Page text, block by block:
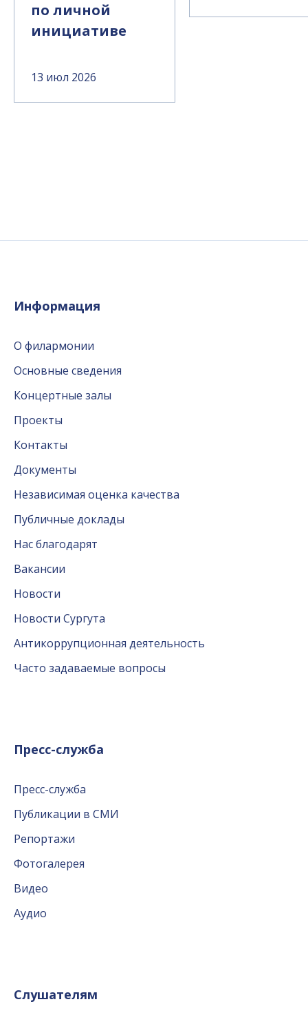
по личной
инициативе
13 июл 2026
Информация
О филармонии
Основные сведения
Концертные залы
Проекты
Контакты
Документы
Независимая оценка качества
Публичные доклады
Нас благодарят
Вакансии
Новости
Новости Сургута
Антикоррупционная деятельность
Часто задаваемые вопросы
Пресс-служба
Пресс-служба
Публикации в СМИ
Репортажи
Фотогалерея
Видео
Аудио
Слушателям